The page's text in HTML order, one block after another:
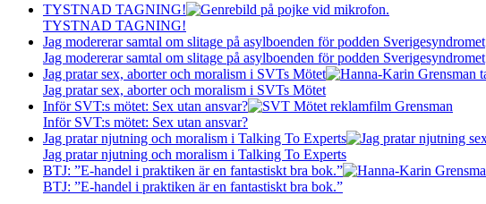
TYSTNAD TAGNING!
TYSTNAD TAGNING!
Jag modererar samtal om slitage på asylboenden för podden Sverigesyndromet
Jag modererar samtal om slitage på asylboenden för podden Sverigesyndromet
Jag pratar sex, aborter och moralism i SVTs Mötet
Jag pratar sex, aborter och moralism i SVTs Mötet
Inför SVT:s mötet: Sex utan ansvar?
Inför SVT:s mötet: Sex utan ansvar?
Jag pratar njutning och moralism i Talking To Experts
Jag pratar njutning och moralism i Talking To Experts
BTJ: ”E-handel i praktiken är en fantastiskt bra bok.”
BTJ: ”E-handel i praktiken är en fantastiskt bra bok.”